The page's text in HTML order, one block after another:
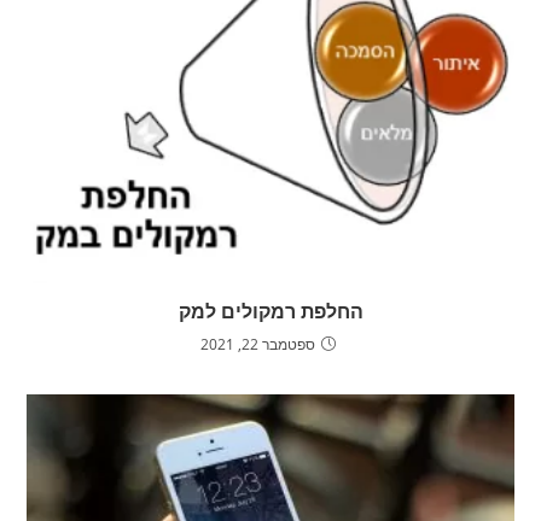
החלפת רמקולים למק
ספטמבר 22, 2021